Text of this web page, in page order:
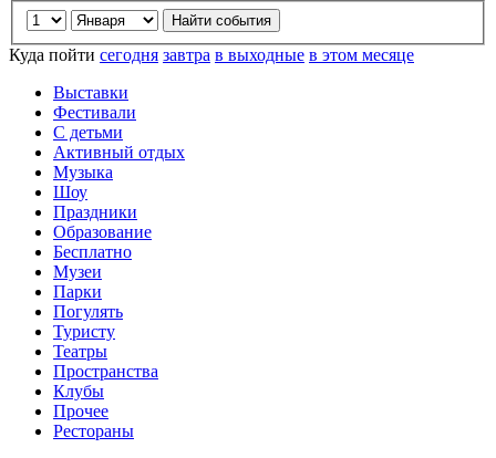
Куда пойти сегодня завтра в выходные в этом месяце
Выставки
Фестивали
С детьми
Активный отдых
Музыка
Шоу
Праздники
Образование
Бесплатно
Музеи
Парки
Погулять
Туристу
Театры
Пространства
Клубы
Прочее
Рестораны